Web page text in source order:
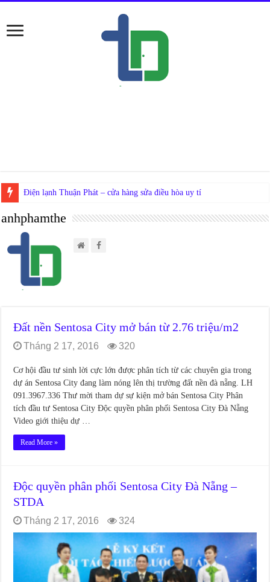
Nếu
anhphamthe
Đất nền Sentosa City mở bán từ 2.76 triệu/m2
Tháng 2 17, 2016 320
Cơ hội đầu tư sinh lời cực lớn được phân tích từ các chuyên gia trong
dự án Sentosa City đang làm nóng lên thị trường đất nền đà nẵng. LH
091.3967.336 Thư mời tham dự sự kiện mở bán Sentosa City Phân
tích đầu tư Sentosa City Độc quyền phân phối Sentosa City Đà Nẵng
Video giới thiệu dự …
Read More »
Độc quyền phân phối Sentosa City Đà Nẵng –
STDA
Tháng 2 17, 2016 324